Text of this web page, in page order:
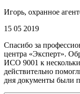
Игорь, охранное
15 05 2019
Спасибо за
центра «Эксперт».
ИСО 9001 к
действительно
дня документы были